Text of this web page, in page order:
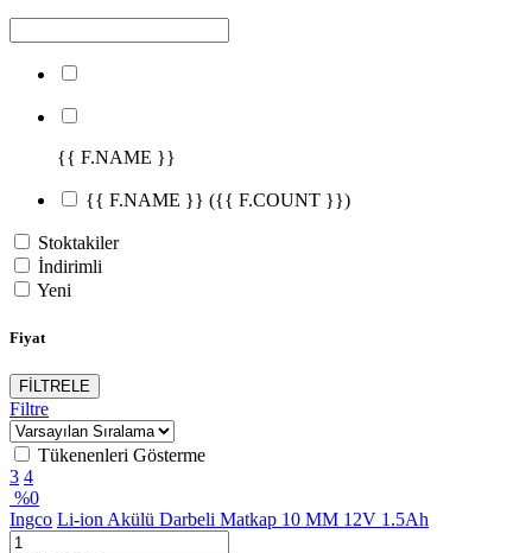
{{ F.NAME }}
{{ F.NAME }} ({{ F.COUNT }})
Stoktakiler
İndirimli
Yeni
Fiyat
FİLTRELE
Filtre
Tükenenleri Gösterme
3 4
%0
Ingco Li-ion Akülü Darbeli Matkap 10 MM 12V 1.5Ah